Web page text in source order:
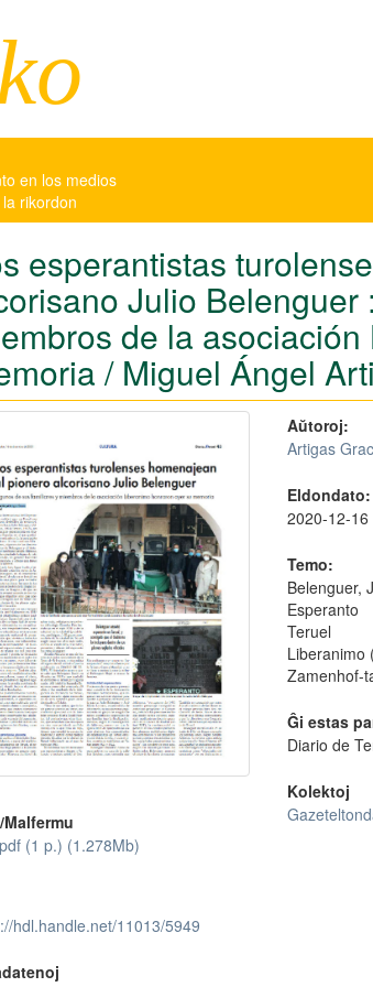
en los medios
rikordon
esperantistas
Julio
de la
/ Miguel Ángel
(1 p.) (1.278Mb)
hdl.handle.net/11013/5949
Aŭtoroj:
Artigas
Eldondato:
2020-12-16
Temo:
Belenguer,
Esperanto
Teruel
Liberanimo
Zamenhof-
Ĝi estas
Diario de
Kolektoj